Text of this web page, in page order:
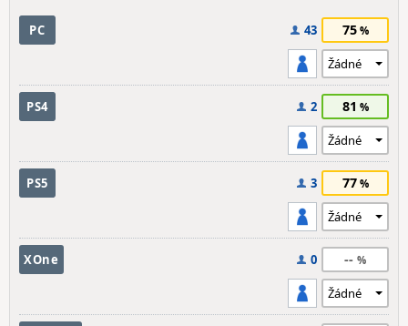
PC 43 75
PS4 2 81
PS5 3 77
XOne 0 --